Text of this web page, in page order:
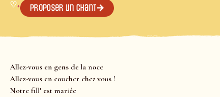
♡+ Proposer un chant
Allez-vous en gens de la noce
Allez-vous en coucher chez vous !
Notre fill’ est mariée